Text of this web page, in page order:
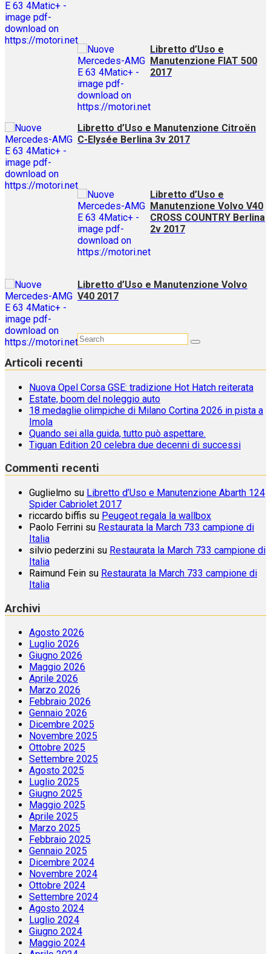
Libretto d’Uso e
Manutenzione FIAT 500
2017
Libretto d’Uso e Manutenzione Citroën
C-Elysée Berlina 3v 2017
Libretto d’Uso e
Manutenzione Volvo V40
CROSS COUNTRY Berlina
2v 2017
Libretto d’Uso e Manutenzione Volvo
V40 2017
Articoli recenti
Nuova Opel Corsa GSE: tradizione Hot Hatch reiterata
Estate, boom del noleggio auto
18 medaglie olimpiche di Milano Cortina 2026 in pista a
Imola
Quando sei alla guida, tutto può aspettare.
Tiguan Edition 20 celebra due decenni di successi
Commenti recenti
Guglielmo su Libretto d’Uso e Manutenzione Abarth 124
Spider Cabriolet 2017
riccardo biffis su Peugeot regala la wallbox
Paolo Ferrini su Restaurata la March 733 campione di
Italia
silvio pederzini su Restaurata la March 733 campione di
Italia
Raimund Fein su Restaurata la March 733 campione di
Italia
Archivi
Agosto 2026
Luglio 2026
Giugno 2026
Maggio 2026
Aprile 2026
Marzo 2026
Febbraio 2026
Gennaio 2026
Dicembre 2025
Novembre 2025
Ottobre 2025
Settembre 2025
Agosto 2025
Luglio 2025
Giugno 2025
Maggio 2025
Aprile 2025
Marzo 2025
Febbraio 2025
Gennaio 2025
Dicembre 2024
Novembre 2024
Ottobre 2024
Settembre 2024
Agosto 2024
Luglio 2024
Giugno 2024
Maggio 2024